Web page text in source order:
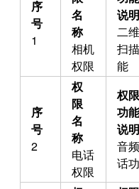
1
相机
权限
二
扫
能
2
电话
权限
音
话